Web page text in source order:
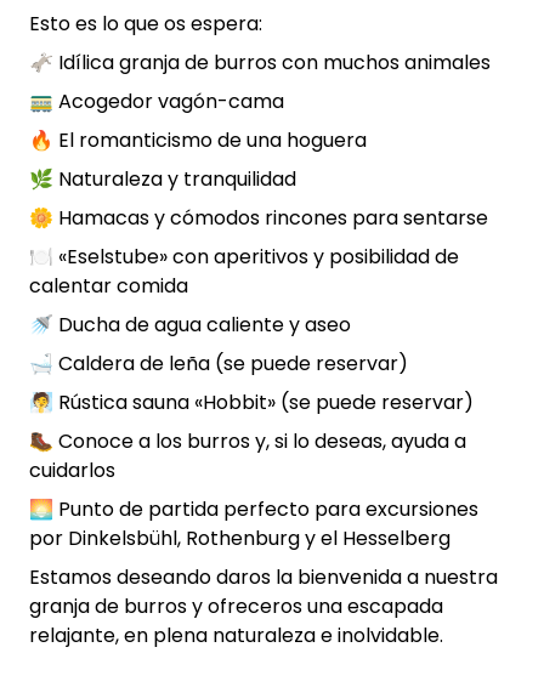
Esto es lo que os espera:
🫏 Idílica granja de burros con muchos animales
🚃 Acogedor vagón-cama
🔥 El romanticismo de una hoguera
🌿 Naturaleza y tranquilidad
🌼 Hamacas y cómodos rincones para sentarse
🍽️ «Eselstube» con aperitivos y posibilidad de
calentar comida
🚿 Ducha de agua caliente y aseo
🛁 Caldera de leña (se puede reservar)
🧖 Rústica sauna «Hobbit» (se puede reservar)
🥾 Conoce a los burros y, si lo deseas, ayuda a
cuidarlos
🌅 Punto de partida perfecto para excursiones
por Dinkelsbühl, Rothenburg y el Hesselberg
Estamos deseando daros la bienvenida a nuestra
granja de burros y ofreceros una escapada
relajante, en plena naturaleza e inolvidable.